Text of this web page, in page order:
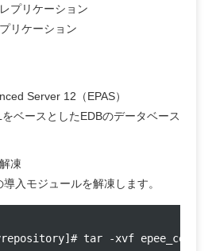
リケーション
ケーション
Server 12（EPAS）
ベースとしたEDBのデータベース
凍
入モジュールを解凍します。
tar -xvf